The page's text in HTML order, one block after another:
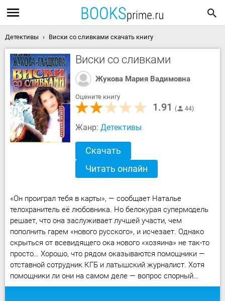
Детективы Виски со сливками скачать книгу
Виски со сливками
Жукова Мария Вадимовна
Оцените книгу
1.91 44
Жанр: Детективы
Скачать
Читать онлайн
«Он проиграл тебя в карты», — сообщает Наталье
телохранитель её любовника. Но белокурая супермодель
решает, что она заслуживает лучшей участи, чем
пополнить гарем «нового русского», и исчезает. Однако
скрыться от всевидящего ока нового «хозяина» не так-то
просто… Хорошо, что рядом оказываются помощники —
отставной сотрудник КГБ и латышский журналист. Хотя
помощники ли они на самом деле — вопрос спорный…